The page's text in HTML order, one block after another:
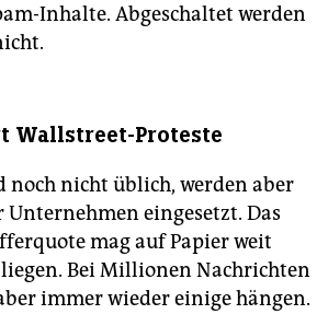
Inhalte. Abgeschaltet werden
Wallstreet-Proteste
noch nicht üblich, werden aber
eingesetzt. Das
mag auf Papier weit
Bei Millionen Nachrichten
immer wieder einige hängen.